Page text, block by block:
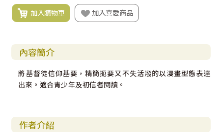
加入購物車 加入喜愛商品
內容簡介
將基督徒信仰基要，精簡扼要又不失活潑的以漫畫型態表達
出來。適合青少年及初信者閱讀。
作者介紹